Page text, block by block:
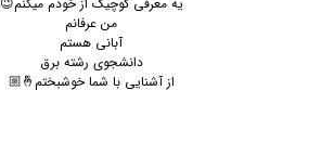
من عرفانم
آبانی هستم
دانشجوی رشته برق
از آشنایی با شما خوشبختم🤞🏼